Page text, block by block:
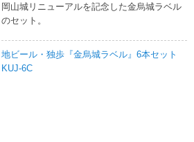
岡山城リニューアルを記念した金烏城ラベル
のセット。
地ビール・独歩『金烏城ラベル』6本セット
KUJ-6C